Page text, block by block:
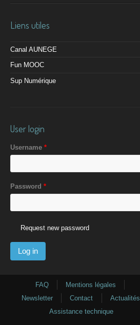
Liens utiles
Canal AUNEGE
Fun MOOC
Sup Numérique
User login
Username *
Password *
Request new password
FAQ
Mentions légales
Newsletter
Contact
Actualités
Assistance technique